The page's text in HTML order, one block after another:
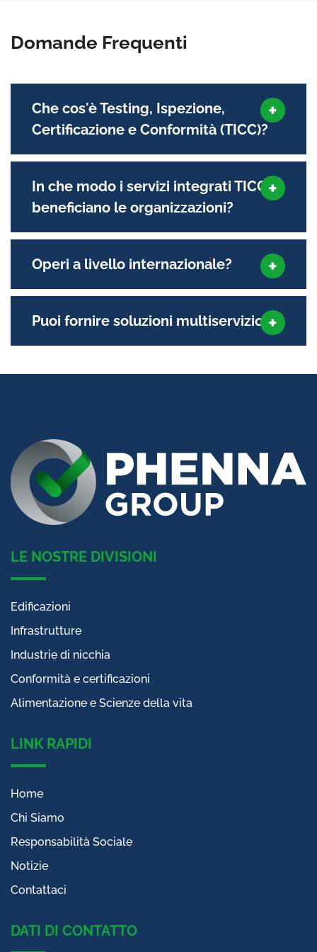
Domande Frequenti
Che cos'è Testing, Ispezione,
Certificazione e Conformità (TICC)?
In che modo i servizi integrati TICC
beneficiano le organizzazioni?
Operi a livello internazionale?
Puoi fornire soluzioni multiservizio?
LE NOSTRE DIVISIONI
Edificazioni
Infrastrutture
Industrie di nicchia
Conformità e certificazioni
Alimentazione e Scienze della vita
LINK RAPIDI
Home
Chi Siamo
Responsabilità Sociale
Notizie
Contattaci
DATI DI CONTATTO